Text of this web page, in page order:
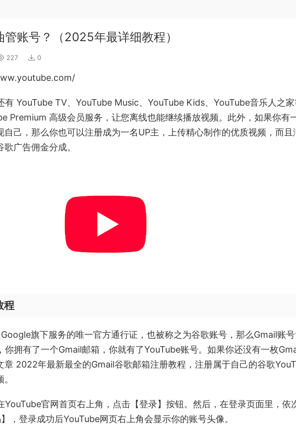
账号？（2025年最详细教程）
227 0
有 YouTube TV、YouTube Music、YouTube Kids、YouTube音乐人之
Premium 高级会员服务，让您离线也能继续播放视频。此外，如果你有
自己，那么你也可以注册成为一名UP主，上传精心制作的优质视频，而且
广告佣金分成。
程
旗下服务的唯一官方通行证，也被称之为谷歌账号，那么Gmail账
你拥有了一个Gmail邮箱，你就有了YouTube账号。如果你还没有一枚
章 2022年最新最全的Gmail谷歌邮箱注册教程，注册属于自己的谷歌
YouTube官网首页右上角，点击【登录】按钮。然后，在登录页面里，依
，登录成功后YouTube网页右上角会显示你的账号头像。